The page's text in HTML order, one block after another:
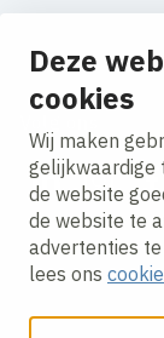
Deze
cookies
Wij maken
gelijkwaardige
de website
de website te
advertenties
lees ons
LinkedIn